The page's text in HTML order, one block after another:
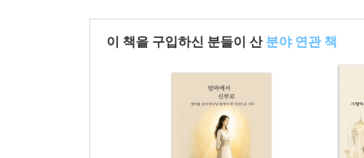
이 책을 구입하신 분들이 산 분야 연관 책